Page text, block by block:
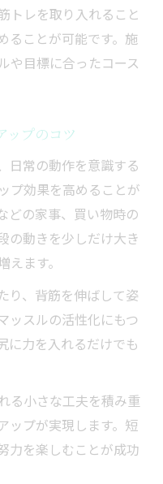
トレを取り入れること
ることが可能です。施
や目標に合ったコース
ップのコツ
日常の動作を意識する
プ効果を高めることが
どの家事、買い物時の
の動きを少しだけ大き
ます。
り、背筋を伸ばして姿
ッスルの活性化にもつ
に力を入れるだけでも
る小さな工夫を積み重
ップが実現します。短
力を楽しむことが成功